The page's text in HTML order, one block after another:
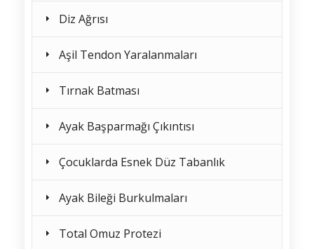
Diz Ağrısı
Aşil Tendon Yaralanmaları
Tırnak Batması
Ayak Başparmağı Çıkıntısı
Çocuklarda Esnek Düz Tabanlık
Ayak Bileği Burkulmaları
Total Omuz Protezi